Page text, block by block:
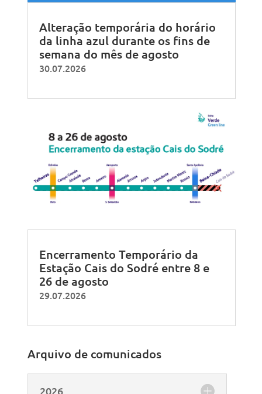
Alteração temporária do horário
da linha azul durante os fins de
semana do mês de agosto
30.07.2026
Encerramento Temporário da
Estação Cais do Sodré entre 8 e
26 de agosto
29.07.2026
Arquivo de comunicados
2026